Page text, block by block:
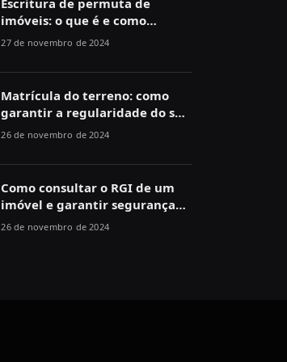
Escritura de permuta de
imóveis: o que é e como
funciona
27 de novembro de 2024
Matrícula do terreno: como
garantir a regularidade do seu
imóvel
26 de novembro de 2024
Como consultar o RGI de um
imóvel e garantir segurança
jurídica
26 de novembro de 2024